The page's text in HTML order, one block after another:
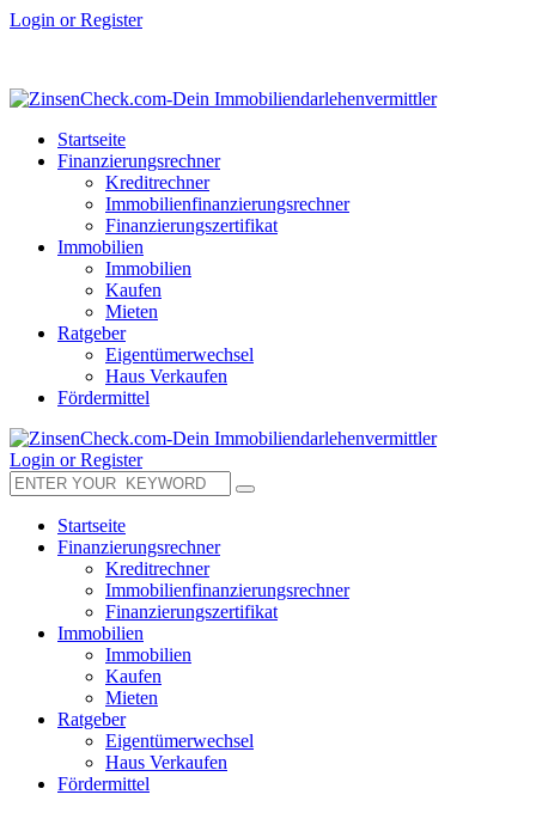
Login or Register
Startseite
Finanzierungsrechner
Kreditrechner
Immobilienfinanzierungsrechner
Finanzierungszertifikat
Immobilien
Immobilien
Kaufen
Mieten
Ratgeber
Eigentümerwechsel
Haus Verkaufen
Fördermittel
Login or Register
Startseite
Finanzierungsrechner
Kreditrechner
Immobilienfinanzierungsrechner
Finanzierungszertifikat
Immobilien
Immobilien
Kaufen
Mieten
Ratgeber
Eigentümerwechsel
Haus Verkaufen
Fördermittel